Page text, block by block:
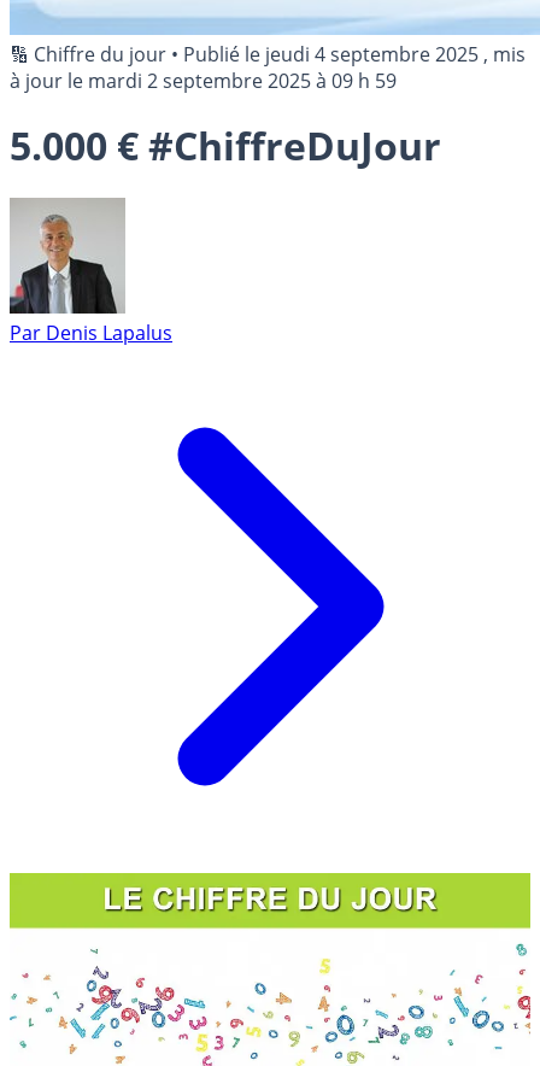
🔢 Chiffre du jour • Publié le jeudi 4 septembre 2025 , mis
à jour le mardi 2 septembre 2025 à 09 h 59
5.000 € #ChiffreDuJour
Par Denis Lapalus